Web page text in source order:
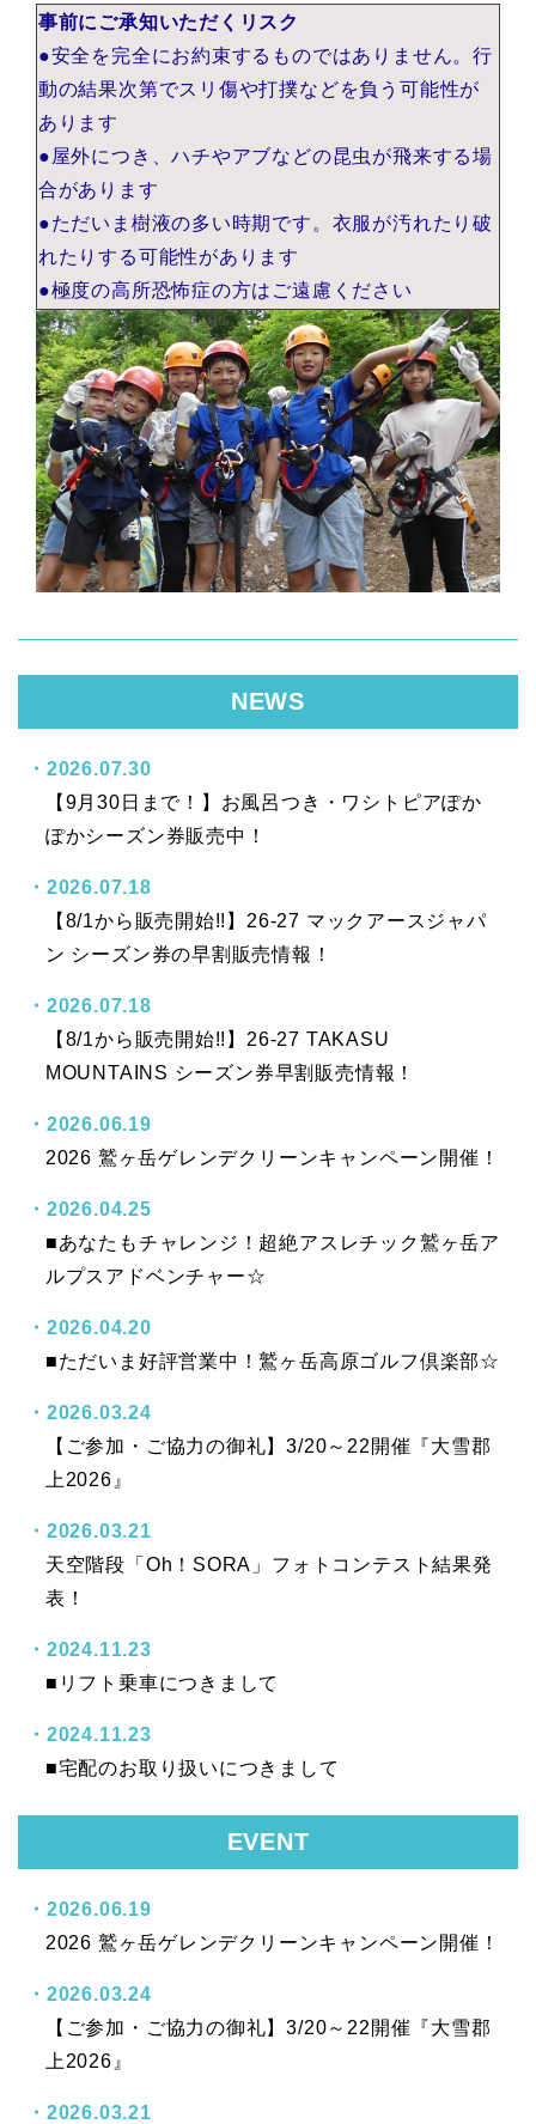
事前にご承知いただくリスク
●安全を完全にお約束するものではありません。行
動の結果次第でスリ傷や打撲などを負う可能性が
あります
●屋外につき、ハチやアブなどの昆虫が飛来する場
合があります
●ただいま樹液の多い時期です。衣服が汚れたり破
れたりする可能性があります
●極度の高所恐怖症の方はご遠慮ください
NEWS
2026.07.30
【9月30日まで！】お風呂つき・ワシトピアぽか
ぽかシーズン券販売中！
2026.07.18
【8/1から販売開始!!】26-27 マックアースジャパ
ン シーズン券の早割販売情報！
2026.07.18
【8/1から販売開始!!】26-27 TAKASU
MOUNTAINS シーズン券早割販売情報！
2026.06.19
2026 鷲ヶ岳ゲレンデクリーンキャンペーン開催！
2026.04.25
■あなたもチャレンジ！超絶アスレチック鷲ヶ岳ア
ルプスアドベンチャー☆
2026.04.20
■ただいま好評営業中！鷲ヶ岳高原ゴルフ倶楽部☆
2026.03.24
【ご参加・ご協力の御礼】3/20～22開催『大雪郡
上2026』
2026.03.21
天空階段「Oh！SORA」フォトコンテスト結果発
表！
2024.11.23
■リフト乗車につきまして
2024.11.23
■宅配のお取り扱いにつきまして
EVENT
2026.06.19
2026 鷲ヶ岳ゲレンデクリーンキャンペーン開催！
2026.03.24
【ご参加・ご協力の御礼】3/20～22開催『大雪郡
上2026』
2026.03.21